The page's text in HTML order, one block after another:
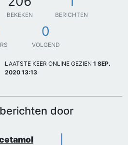
BEKEKEN BERICHTEN
0
VOLGEND
LAATSTE KEER ONLINE GEZIEN 1 SEP.
2020 13:13
door